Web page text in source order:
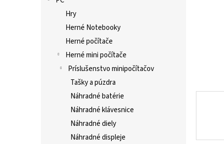
Hry
Herné Notebooky
Herné počítače
Herné mini počítače
Príslušenstvo minipočítačov
Tašky a púzdra
Náhradné batérie
Náhradné klávesnice
Náhradné diely
Náhradné displeje